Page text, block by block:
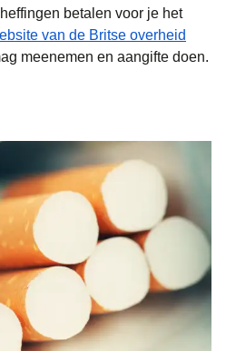
betalen voor je het
van de Britse overheid
meenemen en aangifte doen.